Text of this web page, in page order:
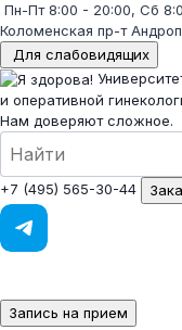
Пн-Пт 8:00 - 20:00, Сб
Коломенская пр-т
Для слабовидящих
и оперативной
Нам доверяют сложное.
+7 (495) 565-30-44
Запись на прием